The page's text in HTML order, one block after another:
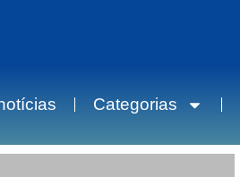
Categorias